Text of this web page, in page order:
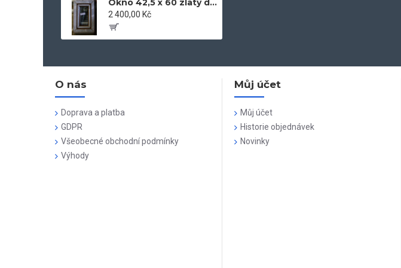
Okno 42,5 x 60 zlatý dub
2 400,00 Kč
O nás
Doprava a platba
GDPR
Všeobecné obchodní podmínky
Výhody
Můj účet
Můj účet
Historie objednávek
Novinky